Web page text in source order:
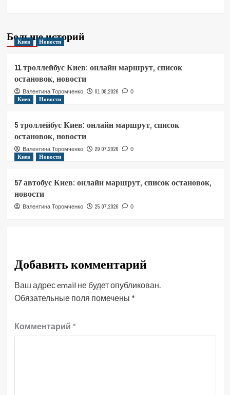
Больше историй
Киев Новости
11 троллейбус Киев: онлайн маршрут, список
остановок, новости
Валентина Торомченко 01.08.2026 0
Киев Новости
5 троллейбус Киев: онлайн маршрут, список
остановок, новости
Валентина Торомченко 29.07.2026 0
Киев Новости
57 автобус Киев: онлайн маршрут, список остановок,
новости
Валентина Торомченко 25.07.2026 0
Добавить комментарий
Ваш адрес email не будет опубликован.
Обязательные поля помечены *
Комментарий *